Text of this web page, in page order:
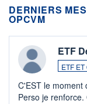
DERNIERS
OPCVM
ETF
ETF
C'EST le moment
Perso je